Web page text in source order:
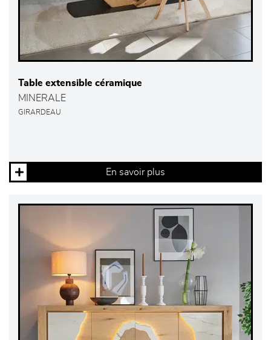
Table extensible céramique
MINERALE
GIRARDEAU
En savoir plus